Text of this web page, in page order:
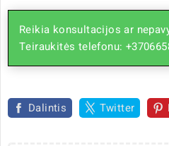
Reikia konsultacijos ar
Teiraukitės telefonu:
Dalintis Twitter